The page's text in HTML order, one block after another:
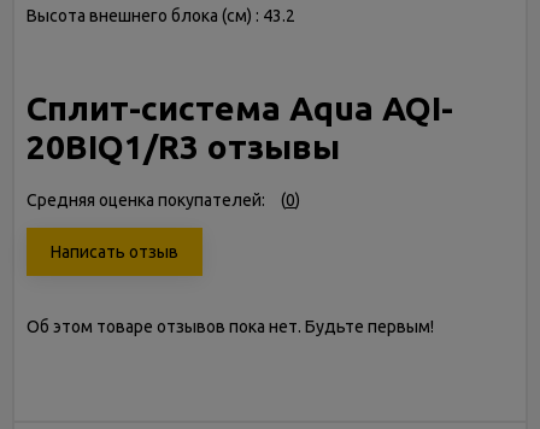
Высота внешнего блока (см) : 43.2
Сплит-система Aqua AQI-
20BIQ1/R3 отзывы
Средняя оценка покупателей: (0)
Написать отзыв
Об этом товаре отзывов пока нет. Будьте первым!